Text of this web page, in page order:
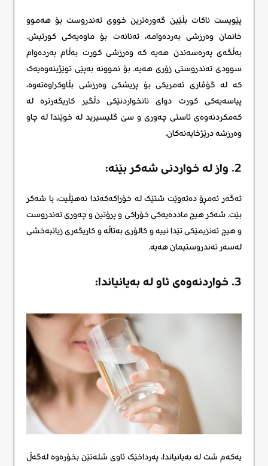
پێویست ناکات بڵێین گەورەترین خووی تەندروست بۆ هەموو
خانمان وەرزشی بەردەوامە، تەنانەت بۆ ماوەیەکی کورتیش.
بەڵگەی پەرەسەندن هەیە کە وەرزشی کورت بەڵام بەردەوام
سوودی تەندروستی زۆری هەیە. بۆ نموونە بەپێی توێژینەوەیەک
کە لە گۆڤاری ئەمریکی بۆ پزیشکی وەرزشی بڵاوکراوەتەوە،
پیاسەیەکی کورت دوای نانخواردنێکی دڵگیر کاریگەرترە لە
کەمکردنەوەی ئاستی چەوری و سێ گلیسیرید لە خوێندا لە چاو
وەرزشە درێژخایەنەکان.
2. واز لە خواردنی شەکر بێنە:
ئەگەر ئەمڕۆ دەتەوێت شتێک لە خۆراکەکەتدا نەهێڵیت، با شەکر
بێت. شەکر هیچ ماددەیەکی خۆراکی و پرۆتین و چەوری تەندروست
و هیچ ئەنزیمێکی تێدا نییە و کالۆری بەتاڵە و کاریگەری زیانبەخشی
لەسەر تەندروستیمان هەیە.
3. خواردنەوەی ئاو لە بەیانیاندا:
یەکەم شت لە بەیانیاندا، پەرداخێک ئاوی شلەتێن بخۆرەوە لەگەڵ